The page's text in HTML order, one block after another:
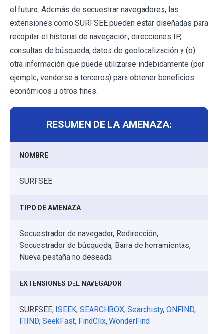
el futuro. Además de secuestrar navegadores, las
extensiones como SURFSEE pueden estar diseñadas para
recopilar el historial de navegación, direcciones IP,
consultas de búsqueda, datos de geolocalización y (o)
otra información que puede utilizarse indebidamente (por
ejemplo, venderse a terceros) para obtener beneficios
económicos u otros fines.
RESUMEN DE LA AMENAZA:
NOMBRE
SURFSEE
TIPO DE AMENAZA
Secuestrador de navegador, Redirección,
Secuestrador de búsqueda, Barra de herramientas,
Nueva pestaña no deseada
EXTENSIONES DEL NAVEGADOR
SURFSEE, ISEEK, SEARCHBOX, Searchisty, ONFIND,
FIIND, SeekFast, FindClix, WonderFind